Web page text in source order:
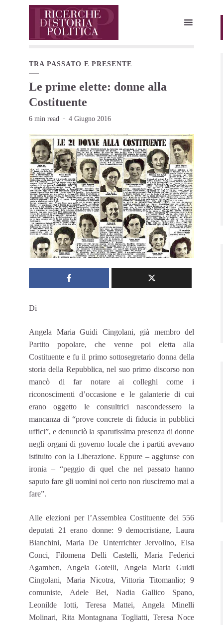
TRA PASSATO E PRESENTE
Le prime elette: donne alla
Costituente
6 min read 4 Giugno 2016
Di
Angela Maria Guidi Cingolani, già membro del
Partito popolare, che venne poi eletta alla
Costituente e fu il primo sottosegretario donna della
storia della Repubblica, nel suo primo discorso non
mancò di far notare ai colleghi come i
riconoscimenti d’occasione e le galanterie di cui
erano oggetto le consultrici nascondessero la
mancanza di “prove concrete di fiducia in pubblici
uffici”, e denunciò la sparutissima presenza di donne
negli organi di governo locale che i partiti avevano
istituito con la Liberazione. Eppure – aggiunse con
ironia – “peggio di quel che nel passato hanno
saputo fare gli uomini noi certo non riusciremo mai a
fare”.
Alle elezioni per l’Assemblea Costituente dei 556
deputati 21 erano donne: 9 democristiane, Laura
Bianchini, Maria De Unterrichter Jervolino, Elsa
Conci, Filomena Delli Castelli, Maria Federici
Agamben, Angela Gotelli, Angela Maria Guidi
Cingolani, Maria Nicotra, Vittoria Titomanlio; 9
comuniste, Adele Bei, Nadia Gallico Spano,
Leonilde Iotti, Teresa Mattei, Angela Minelli
Molinari, Rita Montagnana Togliatti, Teresa Noce